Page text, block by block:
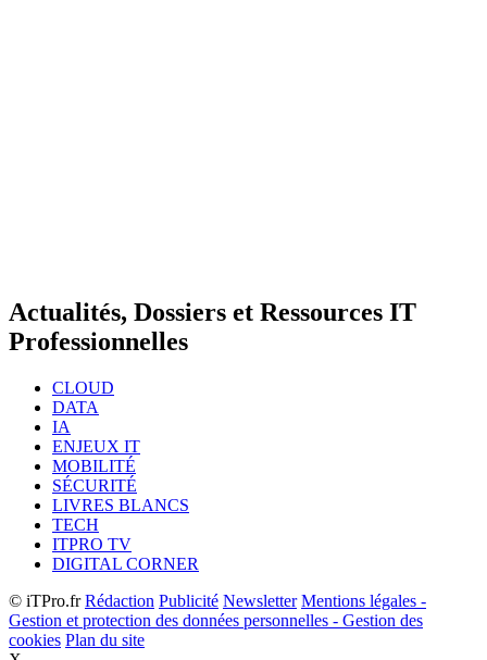
Actualités, Dossiers et Ressources IT
Professionnelles
CLOUD
DATA
IA
ENJEUX IT
MOBILITÉ
SÉCURITÉ
LIVRES BLANCS
TECH
ITPRO TV
DIGITAL CORNER
© iTPro.frRédaction Publicité Newsletter Mentions légales -
Gestion et protection des données personnelles - Gestion des
cookies Plan du site